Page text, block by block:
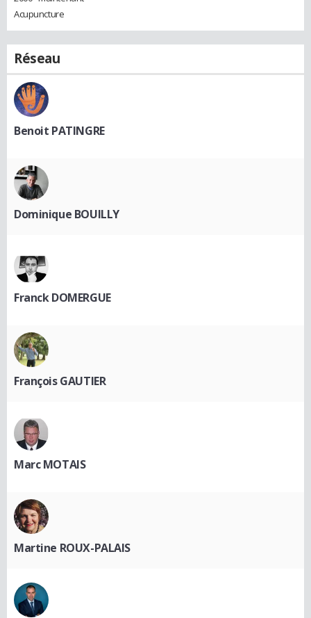
Acupuncture
Réseau
Benoit PATINGRE
Dominique BOUILLY
Franck DOMERGUE
François GAUTIER
Marc MOTAIS
Martine ROUX-PALAIS